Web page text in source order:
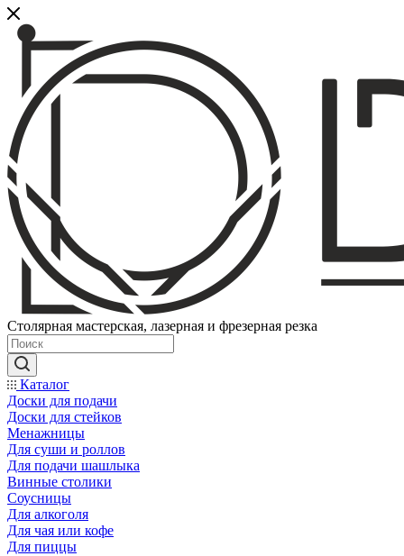
Столярная мастерская, лазерная и фрезерная резка
Каталог
Доски для подачи
Доски для стейков
Менажницы
Для суши и роллов
Для подачи шашлыка
Винные столики
Соусницы
Для алкоголя
Для чая или кофе
Для пиццы